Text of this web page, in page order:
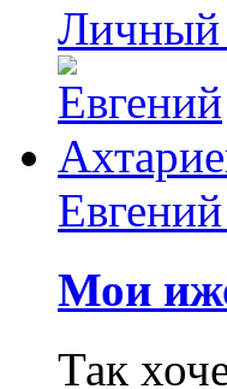
Личный
Мои
Так